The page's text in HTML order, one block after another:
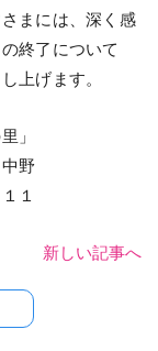
まには、深く感
終了について
上げます。
」
野
１
新しい記事へ